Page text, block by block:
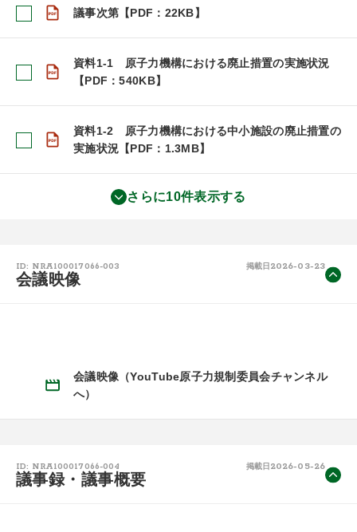
議事次第【PDF：22KB】
資料1-1 原子力機構における廃止措置の実施状況
【PDF：540KB】
資料1-2 原子力機構における中小施設の廃止措置の
実施状況【PDF：1.3MB】
さらに10件表示する
ID: NRA100017066-003 掲載日 2026-03-23
会議映像
会議映像（YouTube原子力規制委員会チャンネル
へ）
ID: NRA100017066-004 掲載日 2026-05-26
議事録・議事概要